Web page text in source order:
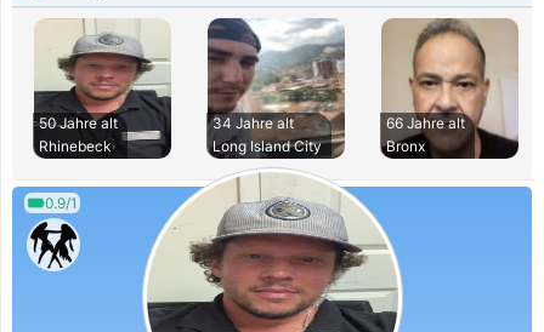
50 Jahre alt
Rhinebeck
34 Jahre alt
Long Island City
66 Jahre alt
Bronx
0.9/1